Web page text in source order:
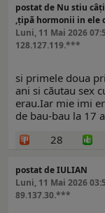
postat de Nu stiu
,țipă hormonii in ele
Luni, 11 Mai 2026
128.127.119.***
si primele doua
ani si căutau sex
erau.Iar mie imi
de bau-bau la 17
28
postat de IULIAN
Luni, 11 Mai 2026
89.137.30.***